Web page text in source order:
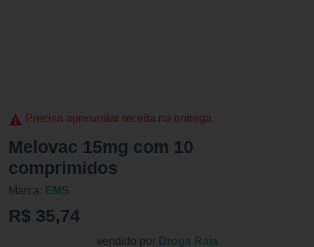
Precisa apresentar receita na entrega
Melovac 15mg com 10
comprimidos
Marca: EMS
R$ 35,74
vendido por Droga Raia